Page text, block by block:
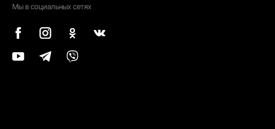
Мы в социальных сетях